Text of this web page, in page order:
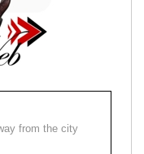
from the city